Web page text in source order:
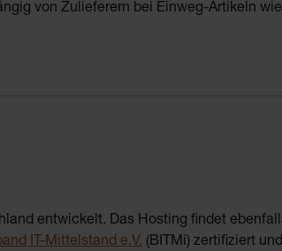
von Zulieferern bei Einweg-Artikeln wie
entwickelt. Das Hosting findet
IT-Mittelstand e.V.(BITMi) zertifiziert